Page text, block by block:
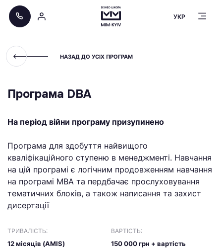
УКР
НАЗАД ДО УСІХ ПРОГРАМ
Програма DBA
На період війни програму призупинено
Програма для здобуття найвищого
кваліфікаційного ступеню в менеджменті. Навчання
на цій програмі є логічним продовженням навчання
на програмі МВА та пердбачає прослуховування
тематичних блоків, а також написання та захист
дисертації
ТРИВАЛІСТЬ:
12 місяців (AMIS)
ВАРТІСТЬ:
150 000 грн + вартість